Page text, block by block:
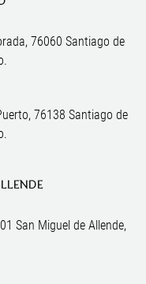
76060 Santiago de
76138 Santiago de
San Miguel de Allende,